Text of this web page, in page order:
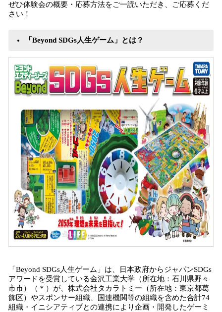
ぜひ体験会の概要・応募方法をご一読いただき、ご応募くだ
さい！
「Beyond SDGs人生ゲーム」とは？
「Beyond SDGs人生ゲーム」は、日本政府からジャパンSDGs
アワードを受賞している金沢工業大学（所在地：石川県野々
市市）（＊）が、株式会社タカラトミー（所在地：東京都葛
飾区）やスポンサー組織、国連機関等の組織を含めた合計74
組織・イニシアティブとの連携により企画・開発したゲーミ